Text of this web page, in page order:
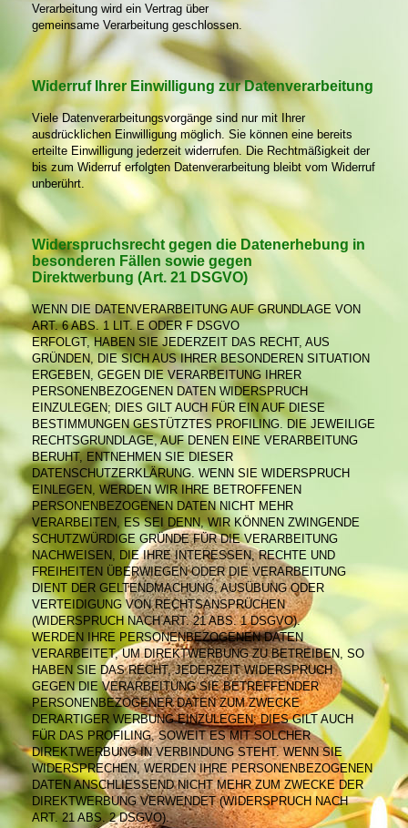
Verarbeitung wird ein Vertrag über
gemeinsame Verarbeitung geschlossen.
Widerruf Ihrer Einwilligung zur Datenverarbeitung
Viele Datenverarbeitungsvorgänge sind nur mit Ihrer
ausdrücklichen Einwilligung möglich. Sie können eine bereits
erteilte Einwilligung jederzeit widerrufen. Die Rechtmäßigkeit der
bis zum Widerruf erfolgten Datenverarbeitung bleibt vom Widerruf
unberührt.
Widerspruchsrecht gegen die Datenerhebung in
besonderen Fällen sowie gegen
Direktwerbung (Art. 21 DSGVO)
WENN DIE DATENVERARBEITUNG AUF GRUNDLAGE VON
ART. 6 ABS. 1 LIT. E ODER F DSGVO
ERFOLGT, HABEN SIE JEDERZEIT DAS RECHT, AUS
GRÜNDEN, DIE SICH AUS IHRER BESONDEREN SITUATION
ERGEBEN, GEGEN DIE VERARBEITUNG IHRER
PERSONENBEZOGENEN DATEN WIDERSPRUCH
EINZULEGEN; DIES GILT AUCH FÜR EIN AUF DIESE
BESTIMMUNGEN GESTÜTZTES PROFILING. DIE JEWEILIGE
RECHTSGRUNDLAGE, AUF DENEN EINE VERARBEITUNG
BERUHT, ENTNEHMEN SIE DIESER
DATENSCHUTZERKLÄRUNG. WENN SIE WIDERSPRUCH
EINLEGEN, WERDEN WIR IHRE BETROFFENEN
PERSONENBEZOGENEN DATEN NICHT MEHR
VERARBEITEN, ES SEI DENN, WIR KÖNNEN ZWINGENDE
SCHUTZWÜRDIGE GRÜNDE FÜR DIE VERARBEITUNG
NACHWEISEN, DIE IHRE INTERESSEN, RECHTE UND
FREIHEITEN ÜBERWIEGEN ODER DIE VERARBEITUNG
DIENT DER GELTENDMACHUNG, AUSÜBUNG ODER
VERTEIDIGUNG VON RECHTSANSPRÜCHEN
(WIDERSPRUCH NACH ART. 21 ABS. 1 DSGVO).
WERDEN IHRE PERSONENBEZOGENEN DATEN
VERARBEITET, UM DIREKTWERBUNG ZU BETREIBEN, SO
HABEN SIE DAS RECHT, JEDERZEIT WIDERSPRUCH
GEGEN DIE VERARBEITUNG SIE BETREFFENDER
PERSONENBEZOGENER DATEN ZUM ZWECKE
DERARTIGER WERBUNG EINZULEGEN; DIES GILT AUCH
FÜR DAS PROFILING, SOWEIT ES MIT SOLCHER
DIREKTWERBUNG IN VERBINDUNG STEHT. WENN SIE
WIDERSPRECHEN, WERDEN IHRE PERSONENBEZOGENEN
DATEN ANSCHLIESSEND NICHT MEHR ZUM ZWECKE DER
DIREKTWERBUNG VERWENDET (WIDERSPRUCH NACH
ART. 21 ABS. 2 DSGVO).